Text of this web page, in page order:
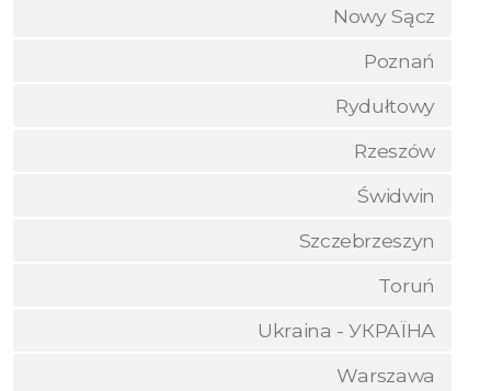
Nowy Sącz
Poznań
Rydułtowy
Rzeszów
Świdwin
Szczebrzeszyn
Toruń
Ukraina - УКРАЇНА
Warszawa